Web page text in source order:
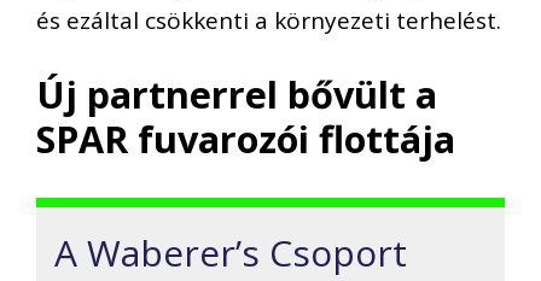
és ezáltal csökkenti a környezeti terhelést.
Új partnerrel bővült a
SPAR fuvarozói flottája
A Waberer’s Csoport